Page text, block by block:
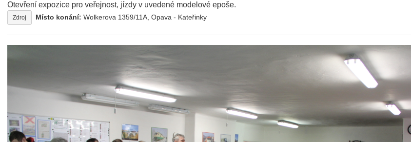
Otevření expozice pro veřejnost, jízdy v uvedené modelové epoše.
Zdroj Místo konání: Wolkerova 1359/11A, Opava - Kateřinky